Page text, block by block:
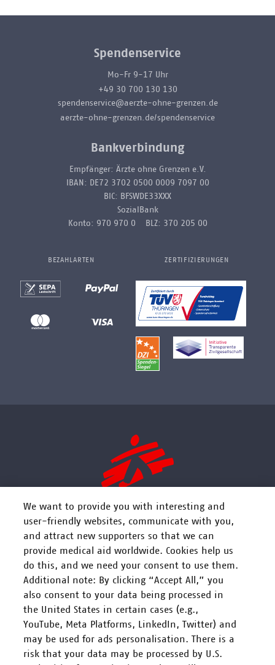
Spendenservice
Mo-Fr 9-17 Uhr
+49 30 700 130 130
spendenservice@aerzte-ohne-grenzen.de
aerzte-ohne-grenzen.de/spendenservice
Bankverbindung
Empfänger: Ärzte ohne Grenzen e.V.
IBAN: DE72 3702 0500 0009 7097 00
BIC: BFSWDE33XXX
SozialBank
Konto: 970 970 0 BLZ: 370 205 00
BEZAHLARTEN ZERTIFIZIERUNGEN
FOLGEN SIE UNS
Mitarbeiten
We want to provide you with interesting and
user-friendly websites, communicate with you,
and attract new supporters so that we can
provide medical aid worldwide. Cookies help us
do this, and we need your consent to use them.
Additional note: By clicking “Accept All,” you
also consent to your data being processed in
the United States in certain cases (e.g.,
YouTube, Meta Platforms, LinkedIn, Twitter) and
may be used for ads personalisation. There is a
risk that your data may be processed by U.S.